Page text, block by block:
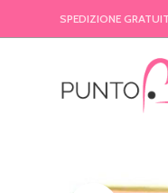
SPEDIZIONE